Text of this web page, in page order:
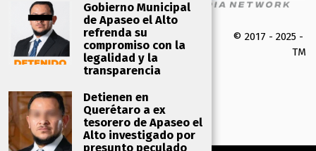
Gobierno Municipal
de Apaseo el Alto
refrenda su
compromiso con la
legalidad y la
transparencia
Detienen en
Querétaro a ex
tesorero de Apaseo el
Alto investigado por
presunto peculado
© 2017 - 2025 -